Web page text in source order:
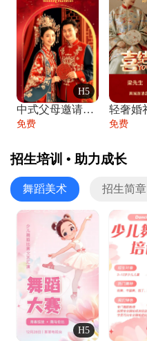
H5
中式父母邀请函婚礼结婚请柬请贴父母邀请方
免费 免费
招生培训 • 助力成长
舞蹈美术 招生简章
H5